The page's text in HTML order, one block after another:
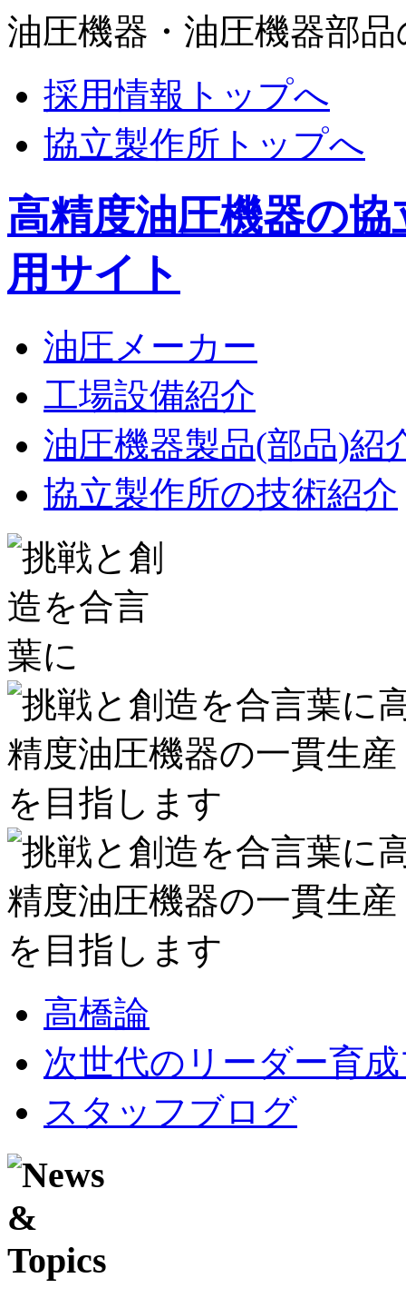
油圧機器・油圧機器部
採用情報トップへ
協立製作所トップへ
高精度油圧機器の
用サイト
油圧メーカー
工場設備紹介
油圧機器製品(部品)紹
協立製作所の技術紹介
高橋論
次世代のリーダー育
スタッフブログ